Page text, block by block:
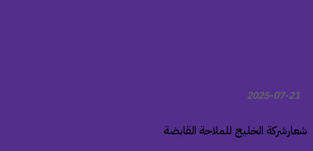
2025-07-21
الخليج للملاحة القابضة